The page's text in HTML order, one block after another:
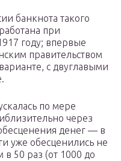
банкнота такого
при
году; впервые
правительством
с двуглавыми
по мере
через
денег — в
уже обесценились не
50 раз (от 1000 до